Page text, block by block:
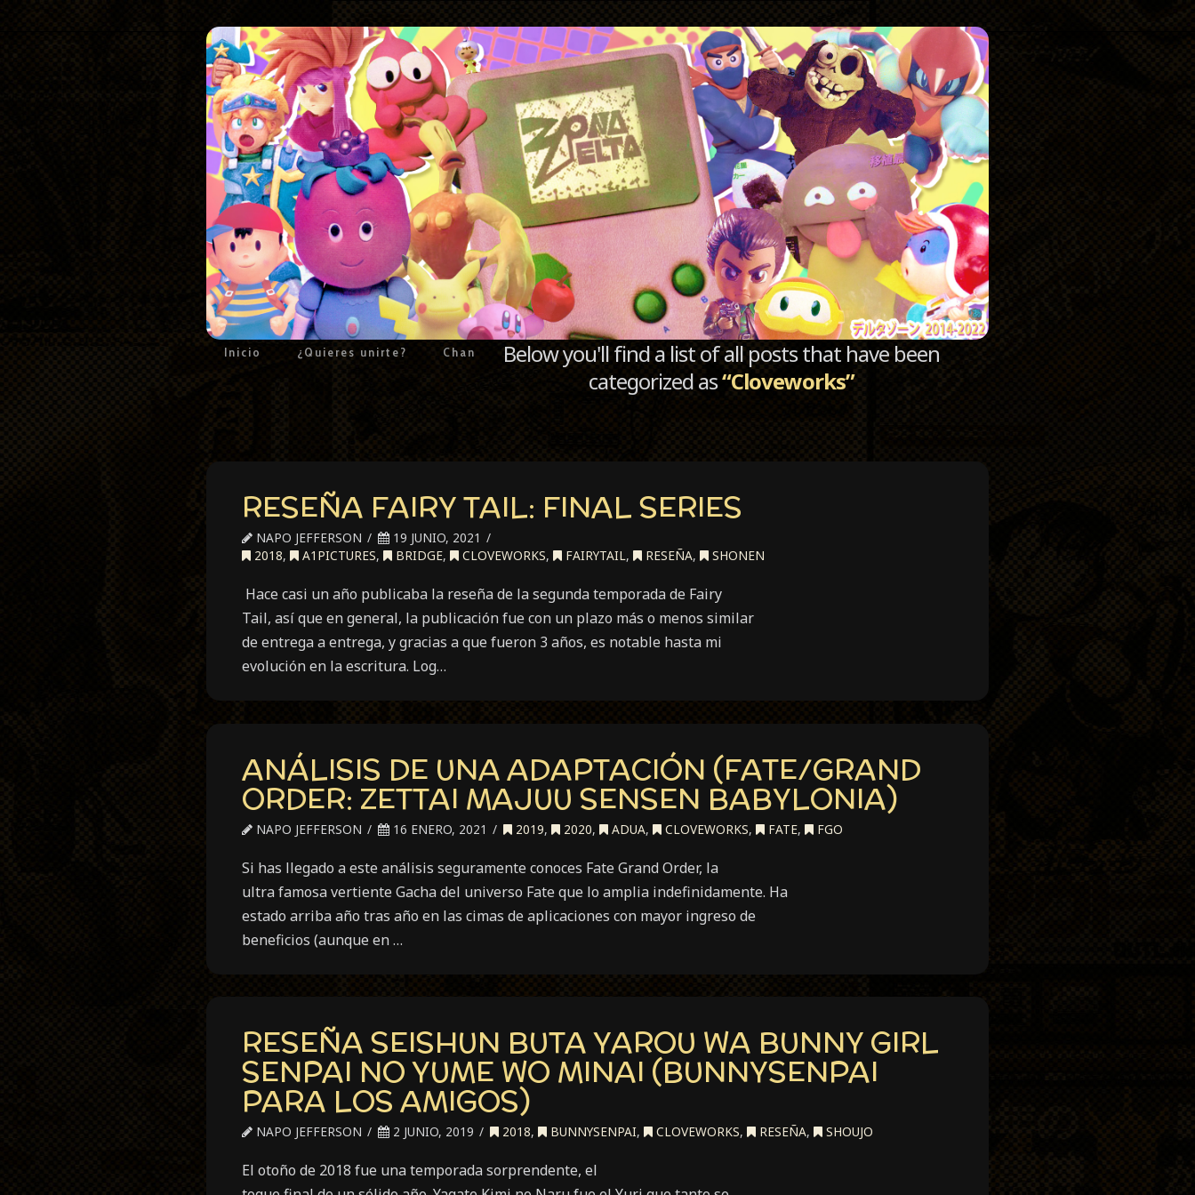
Inicio ¿Quieres unirte? Chan
Below you'll find a list of all posts that have been
categorized as“Cloveworks”
RESEÑA FAIRY TAIL: FINAL SERIES
NAPO JEFFERSON
19 JUNIO, 2021
2018, A1PICTURES, BRIDGE, CLOVEWORKS, FAIRYTAIL, RESEÑA, SHONEN
Hace casi un año publicaba la reseña de la segunda temporada de Fairy
Tail, así que en general, la publicación fue con un plazo más o menos similar
de entrega a entrega, y gracias a que fueron 3 años, es notable hasta mi
evolución en la escritura. Log…
ANÁLISIS DE UNA ADAPTACIÓN (FATE/GRAND
ORDER: ZETTAI MAJUU SENSEN BABYLONIA)
NAPO JEFFERSON 16 ENERO, 2021 2019, 2020, ADUA, CLOVEWORKS, FATE, FGO
Si has llegado a este análisis seguramente conoces Fate Grand Order, la
ultra famosa vertiente Gacha del universo Fate que lo amplia indefinidamente. Ha
estado arriba año tras año en las cimas de aplicaciones con mayor ingreso de
beneficios (aunque en …
RESEÑA SEISHUN BUTA YAROU WA BUNNY GIRL
SENPAI NO YUME WO MINAI (BUNNYSENPAI
PARA LOS AMIGOS)
NAPO JEFFERSON 2 JUNIO, 2019 2018, BUNNYSENPAI, CLOVEWORKS, RESEÑA, SHOUJO
El otoño de 2018 fue una temporada sorprendente, el